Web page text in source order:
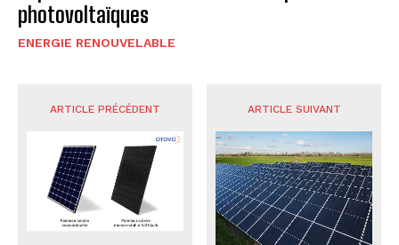
photovoltaïques
ENERGIE RENOUVELABLE
ARTICLE PRÉCÉDENT ARTICLE SUIVANT